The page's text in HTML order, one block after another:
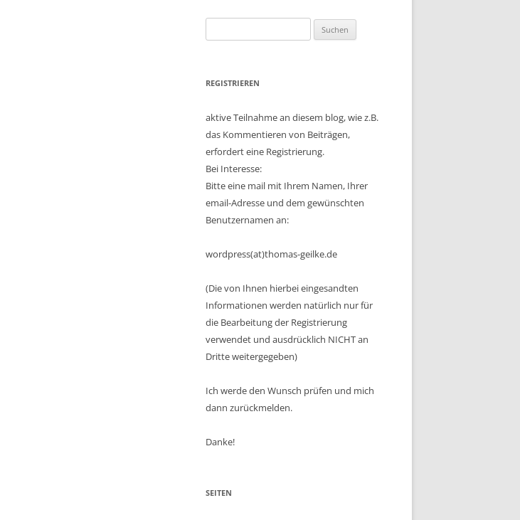
nach:
REGISTRIEREN
aktive Teilnahme an diesem blog, wie z.B.
das Kommentieren von Beiträgen,
erfordert eine Registrierung.
Bei Interesse:
Bitte eine mail mit Ihrem Namen, Ihrer
email-Adresse und dem gewünschten
Benutzernamen an:
wordpress(at)thomas-geilke.de
(Die von Ihnen hierbei eingesandten
Informationen werden natürlich nur für
die Bearbeitung der Registrierung
verwendet und ausdrücklich NICHT an
Dritte weitergegeben)
Ich werde den Wunsch prüfen und mich
dann zurückmelden.
Danke!
SEITEN